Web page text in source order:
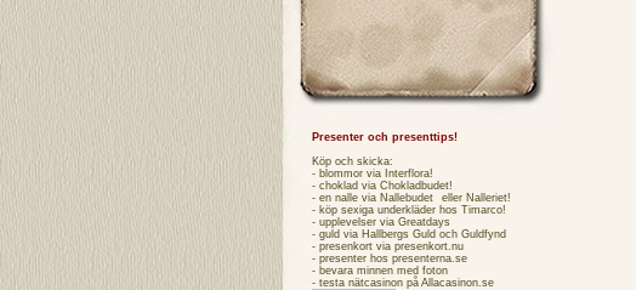
Presenter och presenttips!
Köp och skicka:
- blommor via Interflora!
- choklad via Chokladbudet!
- en nalle via Nallebudet eller Nalleriet!
- köp sexiga underkläder hos Timarco!
- upplevelser via Greatdays
- guld via Hallbergs Guld och Guldfynd
- presenkort via presenkort.nu
- presenter hos presenterna.se
- bevara minnen med foton
- testa nätcasinon på Allacasinon.se